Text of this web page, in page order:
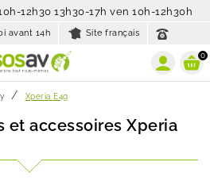
12h30 13h30-17h ven 10h-12h30h
avant 14h Site français
0
Xperia E4g
et accessoires Xperia